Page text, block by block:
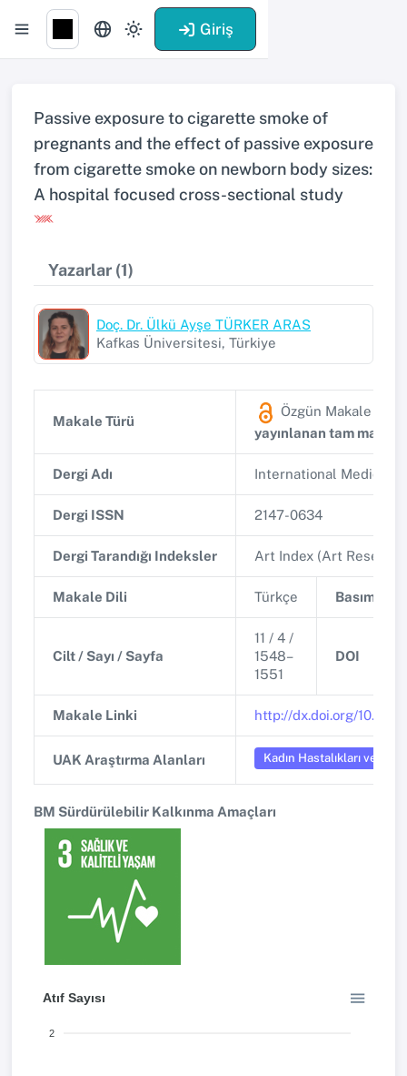
Giriş
Passive exposure to cigarette smoke of
pregnants and the effect of passive exposure
from cigarette smoke on newborn body sizes:
A hospital focused cross-sectional study
Yazarlar (1)
Doç. Dr. Ülkü Ayşe TÜRKER ARAS
Kafkas Üniversitesi, Türkiye
Makale Türü
Özgün Makale
yayınlanan tam
Dergi Adı International Medical
Dergi ISSN 2147-0634
Dergi Tarandığı Indeksler Art Index (Art
Makale Dili Türkçe Basım
Cilt / Sayı / Sayfa
11 / 4 /
1548–
1551
DOI
Makale Linki http://dx.doi.org/
UAK Araştırma Alanları Kadın Hastalıkları ve
BM Sürdürülebilir Kalkınma Amaçları
Atıf Sayısı
2